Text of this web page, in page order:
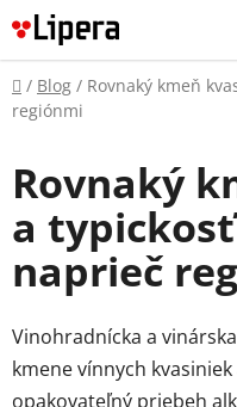
Prejsť
na
obsah
Domov
/ Blog / Rovnaký kmeň
regiónmi
Rovnaký
a
naprieč
Vinohradnícka a
kmene vínnych
opakovateľný priebeh